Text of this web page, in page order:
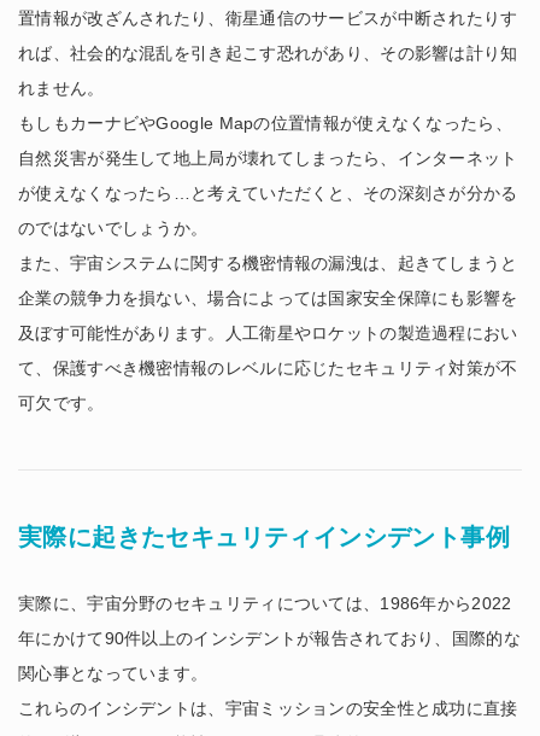
置情報が改ざんされたり、衛星通信のサービスが中断されたりす
れば、社会的な混乱を引き起こす恐れがあり、その影響は計り知
れません。
もしもカーナビやGoogle Mapの位置情報が使えなくなったら、
自然災害が発生して地上局が壊れてしまったら、インターネット
が使えなくなったら…と考えていただくと、その深刻さが分かる
のではないでしょうか。
また、宇宙システムに関する機密情報の漏洩は、起きてしまうと
企業の競争力を損ない、場合によっては国家安全保障にも影響を
及ぼす可能性があります。人工衛星やロケットの製造過程におい
て、保護すべき機密情報のレベルに応じたセキュリティ対策が不
可欠です。
実際に起きたセキュリティインシデント事例
実際に、宇宙分野のセキュリティについては、1986年から2022
年にかけて90件以上のインシデントが報告されており、国際的な
関心事となっています。
これらのインシデントは、宇宙ミッションの安全性と成功に直接